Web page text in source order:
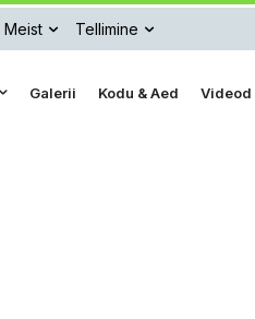
Meist Tellimine
Galerii Kodu & Aed Videod